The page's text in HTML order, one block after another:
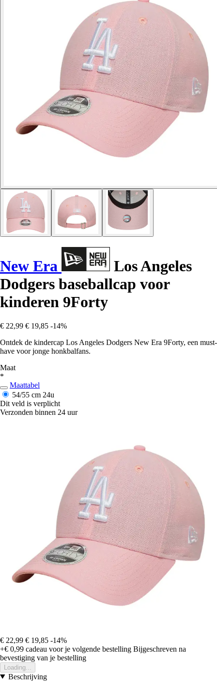
New Era
Los Angeles
Dodgers baseballcap voor
kinderen 9Forty
€ 22,99 € 19,85 -14%
Ontdek de kindercap Los Angeles Dodgers New Era 9Forty, een must-
have voor jonge honkbalfans.
Maat
*
Maattabel
54/55 cm 24u
Dit veld is verplicht
Verzonden binnen 24 uur
€ 22,99 € 19,85 -14%
+€ 0,99 cadeau voor je volgende bestelling Bijgeschreven na
bevestiging van je bestelling
Loading...
Beschrijving